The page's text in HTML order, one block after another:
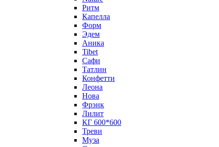
Ритм
Капелла
Форм
Эдем
Аника
Tibet
Сафи
Татлин
Конфетти
Леона
Нова
Фрэнк
Лилит
КГ 600*600
Треви
Муза